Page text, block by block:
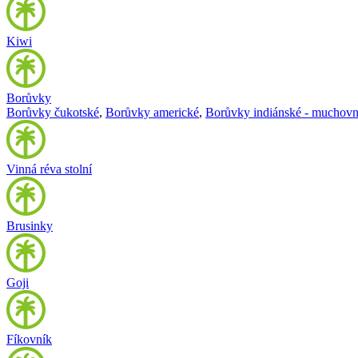
Kiwi
Borůvky
Borůvky čukotské, Borůvky americké, Borůvky indiánské -
Vinná réva stolní
Brusinky
Goji
Fíkovník